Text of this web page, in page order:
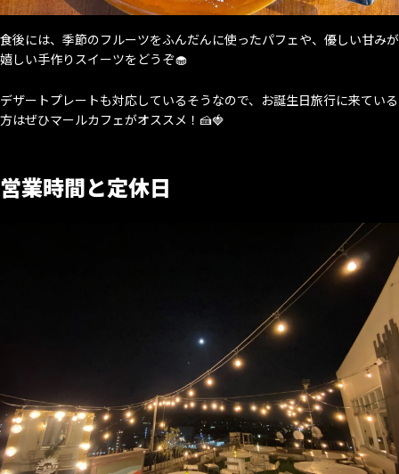
食後には、季節のフルーツをふんだんに使ったパフェや、優しい甘みが
嬉しい手作りスイーツをどうぞ🧁
デザートプレートも対応しているそうなので、お誕生日旅行に来ている
方はぜひマールカフェがオススメ！🍰🍓
営業時間と定休日